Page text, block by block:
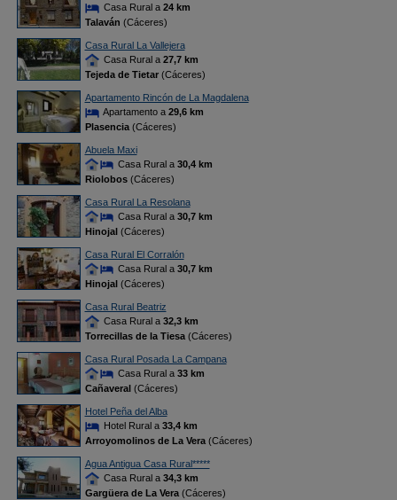
Casa Rural a 24 km
Talaván (Cáceres)
Casa Rural La Vallejera
Casa Rural a 27,7 km
Tejeda de Tietar(Cáceres)
Apartamento Rincón de La Magdalena
Apartamento a 29,6 km
Plasencia(Cáceres)
Abuela Maxi
Casa Rural a 30,4 km
Riolobos(Cáceres)
Casa Rural La Resolana
Casa Rural a 30,7 km
Hinojal(Cáceres)
Casa Rural El Corralón
Casa Rural a 30,7 km
Hinojal(Cáceres)
Casa Rural Beatriz
Casa Rural a 32,3 km
Torrecillas de la Tiesa(Cáceres)
Casa Rural Posada La Campana
Casa Rural a 33 km
Cañaveral(Cáceres)
Hotel Peña del Alba
Hotel Rural a 33,4 km
Arroyomolinos de La Vera(Cáceres)
Agua Antigua Casa Rural*****
Casa Rural a 34,3 km
Gargüera de La Vera(Cáceres)